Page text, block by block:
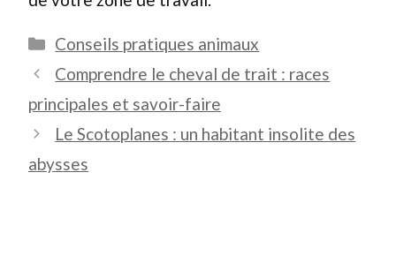
Catégories
Conseils pratiques animaux
Comprendre le cheval de trait : races
principales et savoir-faire
Le Scotoplanes : un habitant insolite des
abysses